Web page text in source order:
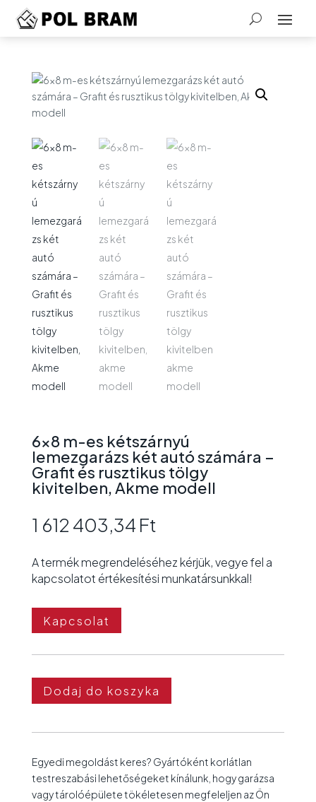
6×8 m-es kétszárnyú
lemezgarázs két autó számára –
Grafit és rusztikus tölgy
kivitelben, Akme modell
1 612 403,34 Ft
A termék megrendeléséhez kérjük, vegye fel a
kapcsolatot értékesítési munkatársunkkal!
Kapcsolat
Dodaj do koszyka
Egyedi megoldást keres? Gyártóként korlátlan
testreszabási lehetőségeket kínálunk, hogy garázsa
vagy tárolóépülete tökéletesen megfeleljen az Ön